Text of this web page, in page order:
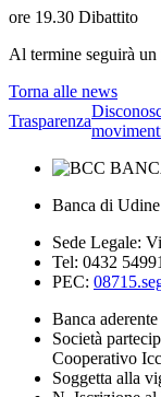
ore 19.30 Dibattito
Al termine seguirà un
Torna alle news
Trasparenza
Banca di
Sede Legale:
Tel: 0432
PEC:
Banca
Società
Cooperativo
Soggetta alla